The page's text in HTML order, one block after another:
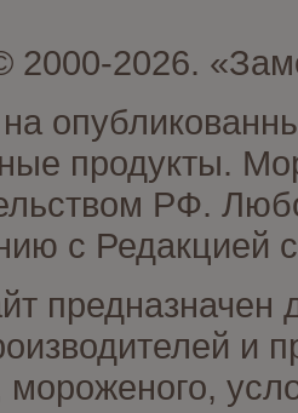
2000-2026.
продукты.
РФ.
с Редакцией
предназначен
и
мороженого,